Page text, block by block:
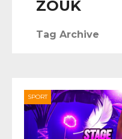
ZOUK
Tag Archive
SPORT